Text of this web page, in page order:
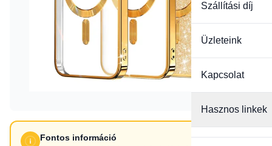
Szállítási díj
Üzleteink
Kapcsolat
Hasznos linkek
Fontos információ